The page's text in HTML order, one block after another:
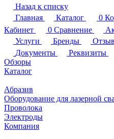
Назад к списку
Главная
Каталог 0
Кабинет
0 Сравнение
Услуги
Бренды
Документы
Реквизиты
Обзоры
Каталог
Абразив
Оборудование для лазерной
Проволока
Электроды
Компания